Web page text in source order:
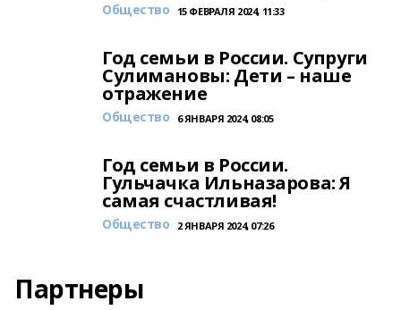
Общество 15 ФЕВРАЛЯ 2024, 11:33
Год семьи в России. Супруги
Сулимановы: Дети – наше
отражение
Общество 6 ЯНВАРЯ 2024, 08:05
Год семьи в России.
Гульчачка Ильназарова: Я
самая счастливая!
Общество 2 ЯНВАРЯ 2024, 07:26
Партнеры